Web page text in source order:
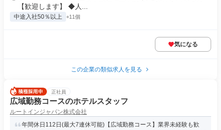
【歓迎します】 ◆人...
中途入社50％以上 +11個
気になる
この企業の類似求人を見る
正社員
広域勤務コースのホテルスタッフ
ルートインジャパン株式会社
年間休日112日(最大7連休可能)【広域勤務コース】業界未経験も歓